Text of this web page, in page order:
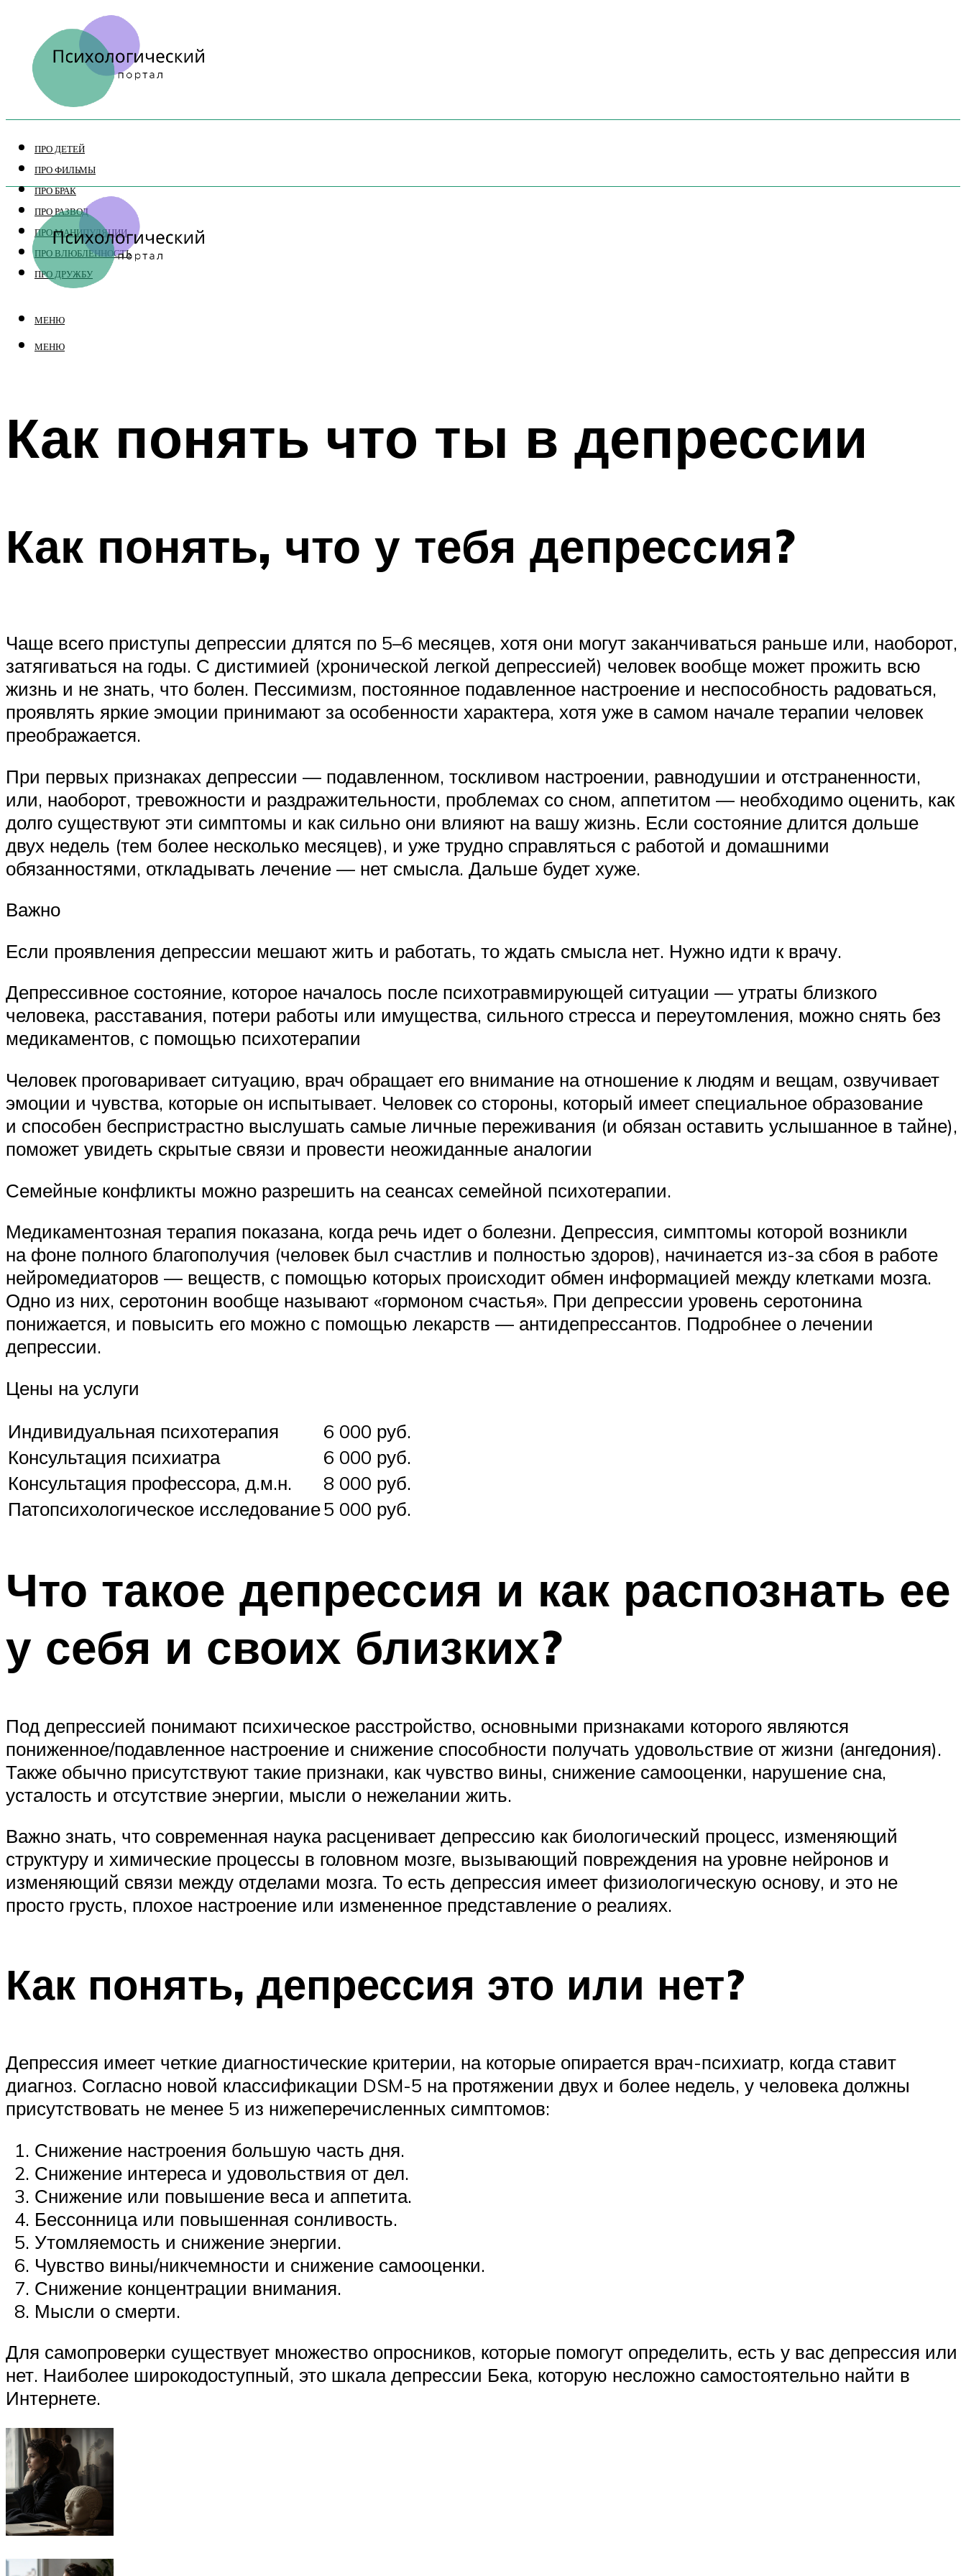
ПРО ДЕТЕЙ
ПРО ФИЛЬМЫ
ПРО БРАК
ПРО РАЗВОД
ПРО МАНИПУЛЯЦИИ
ПРО ВЛЮБЛЕННОСТЬ
ПРО ДРУЖБУ
МЕНЮ
МЕНЮ
Как понять что ты в депрессии
Как понять, что у тебя депрессия?
Чаще всего приступы депрессии длятся по 5–6 месяцев, хотя они могут заканчиваться раньше или, наоборот,
затягиваться на годы. С дистимией (хронической легкой депрессией) человек вообще может прожить всю
жизнь и не знать, что болен. Пессимизм, постоянное подавленное настроение и неспособность радоваться,
проявлять яркие эмоции принимают за особенности характера, хотя уже в самом начале терапии человек
преображается.
При первых признаках депрессии — подавленном, тоскливом настроении, равнодушии и отстраненности,
или, наоборот, тревожности и раздражительности, проблемах со сном, аппетитом — необходимо оценить, как
долго существуют эти симптомы и как сильно они влияют на вашу жизнь. Если состояние длится дольше
двух недель (тем более несколько месяцев), и уже трудно справляться с работой и домашними
обязанностями, откладывать лечение — нет смысла. Дальше будет хуже.
Важно
Если проявления депрессии мешают жить и работать, то ждать смысла нет. Нужно идти к врачу.
Депрессивное состояние, которое началось после психотравмирующей ситуации — утраты близкого
человека, расставания, потери работы или имущества, сильного стресса и переутомления, можно снять без
медикаментов, с помощью психотерапии
Человек проговаривает ситуацию, врач обращает его внимание на отношение к людям и вещам, озвучивает
эмоции и чувства, которые он испытывает. Человек со стороны, который имеет специальное образование
и способен беспристрастно выслушать самые личные переживания (и обязан оставить услышанное в тайне),
поможет увидеть скрытые связи и провести неожиданные аналогии
Семейные конфликты можно разрешить на сеансах семейной психотерапии.
Медикаментозная терапия показана, когда речь идет о болезни. Депрессия, симптомы которой возникли
на фоне полного благополучия (человек был счастлив и полностью здоров), начинается из-за сбоя в работе
нейромедиаторов — веществ, с помощью которых происходит обмен информацией между клетками мозга.
Одно из них, серотонин вообще называют «гормоном счастья». При депрессии уровень серотонина
понижается, и повысить его можно с помощью лекарств — антидепрессантов. Подробнее о лечении
депрессии.
Цены на услуги
Индивидуальная психотерапия
6 000 руб.
Консультация психиатра
6 000 руб.
Консультация профессора, д.м.н.
8 000 руб.
Патопсихологическое исследование5 000 руб.
Что такое депрессия и как распознать ее
у себя и своих близких?
Под депрессией понимают психическое расстройство, основными признаками которого являются
пониженное/подавленное настроение и снижение способности получать удовольствие от жизни (ангедония).
Также обычно присутствуют такие признаки, как чувство вины, снижение самооценки, нарушение сна,
усталость и отсутствие энергии, мысли о нежелании жить.
Важно знать, что современная наука расценивает депрессию как биологический процесс, изменяющий
структуру и химические процессы в головном мозге, вызывающий повреждения на уровне нейронов и
изменяющий связи между отделами мозга. То есть депрессия имеет физиологическую основу, и это не
просто грусть, плохое настроение или измененное представление о реалиях.
Как понять, депрессия это или нет?
Депрессия имеет четкие диагностические критерии, на которые опирается врач-психиатр, когда ставит
диагноз. Согласно новой классификации DSM-5 на протяжении двух и более недель, у человека должны
присутствовать не менее 5 из нижеперечисленных симптомов:
Снижение настроения большую часть дня.
Снижение интереса и удовольствия от дел.
Снижение или повышение веса и аппетита.
Бессонница или повышенная сонливость.
Утомляемость и снижение энергии.
Чувство вины/никчемности и снижение самооценки.
Снижение концентрации внимания.
Мысли о смерти.
Для самопроверки существует множество опросников, которые помогут определить, есть у вас депрессия или
нет. Наиболее широкодоступный, это шкала депрессии Бека, которую несложно самостоятельно найти в
Интернете.